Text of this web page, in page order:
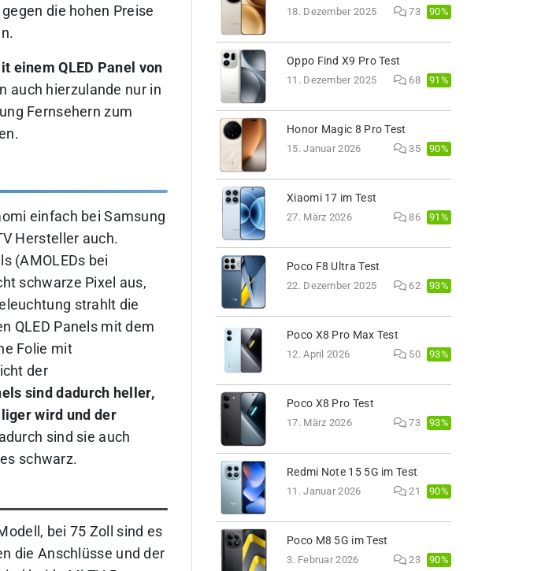
die hohen Preise
einem QLED Panel von
auch hierzulande nur in
Fernsehern zum
einfach bei Samsung
Hersteller auch.
(AMOLEDs bei
schwarze Pixel aus,
strahlt die
QLED Panels mit dem
Folie mit
der
sind dadurch heller,
wird und der
sind sie auch
schwarz.
bei 75 Zoll sind es
die Anschlüsse und der
18. Dezember 2025 73 90%
Oppo Find X9 Pro Test
11. Dezember 2025 68 91%
Honor Magic 8 Pro Test
15. Januar 2026 35 90%
Xiaomi 17 im Test
27. März 2026 86 91%
Poco F8 Ultra Test
22. Dezember 2025 62 93%
Poco X8 Pro Max Test
12. April 2026 50 93%
Poco X8 Pro Test
17. März 2026 73 93%
Redmi Note 15 5G im Test
11. Januar 2026 21 90%
Poco M8 5G im Test
3. Februar 2026 23 90%